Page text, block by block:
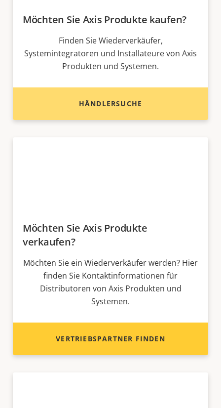
Möchten Sie Axis Produkte kaufen?
Finden Sie Wiederverkäufer,
Systemintegratoren und Installateure von Axis
Produkten und Systemen.
HÄNDLERSUCHE
Möchten Sie Axis Produkte
verkaufen?
Möchten Sie ein Wiederverkäufer werden? Hier
finden Sie Kontaktinformationen für
Distributoren von Axis Produkten und
Systemen.
VERTRIEBSPARTNER FINDEN